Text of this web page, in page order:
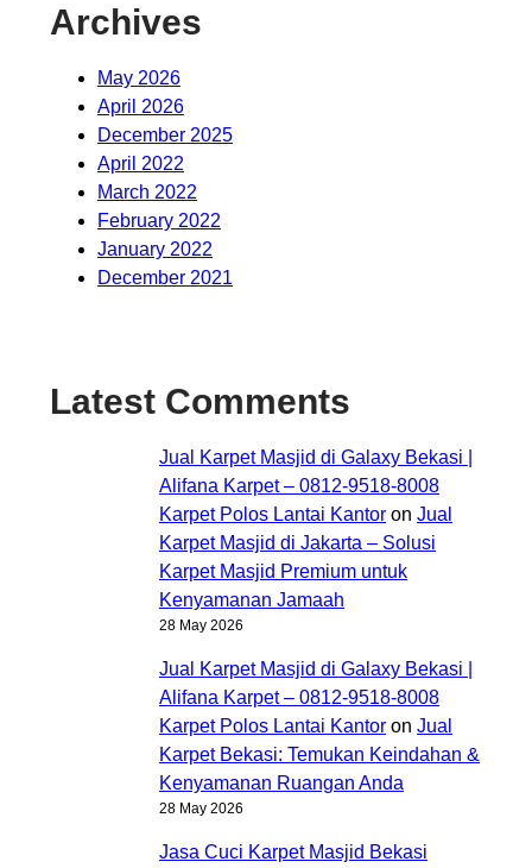
Archives
May 2026
April 2026
December 2025
April 2022
March 2022
February 2022
January 2022
December 2021
Latest Comments
Jual Karpet Masjid di Galaxy Bekasi |
Alifana Karpet – 0812-9518-8008
Karpet Polos Lantai Kantor on Jual
Karpet Masjid di Jakarta – Solusi
Karpet Masjid Premium untuk
Kenyamanan Jamaah
28 May 2026
Jual Karpet Masjid di Galaxy Bekasi |
Alifana Karpet – 0812-9518-8008
Karpet Polos Lantai Kantor on Jual
Karpet Bekasi: Temukan Keindahan &
Kenyamanan Ruangan Anda
28 May 2026
Jasa Cuci Karpet Masjid Bekasi